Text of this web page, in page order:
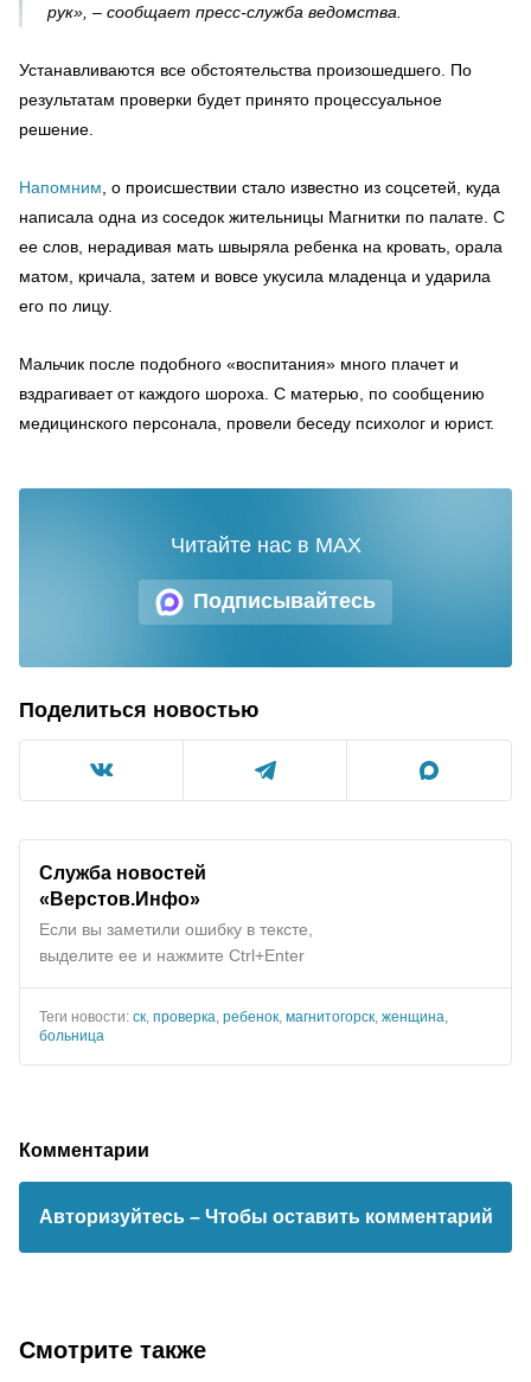
рук», – сообщает пресс-служба ведомства.
Устанавливаются все обстоятельства произошедшего. По
результатам проверки будет принято процессуальное
решение.
Напомним , о происшествии стало известно из соцсетей, куда
написала одна из соседок жительницы Магнитки по палате. С
ее слов, нерадивая мать швыряла ребенка на кровать, орала
матом, кричала, затем и вовсе укусила младенца и ударила
его по лицу.
Мальчик после подобного «воспитания» много плачет и
вздрагивает от каждого шороха. С матерью, по сообщению
медицинского персонала, провели беседу психолог и юрист.
Подписывайтесь
Читайте нас в MAX
Поделиться новостью
Служба новостей
«Верстов.Инфо»
Если вы заметили ошибку в тексте,
выделите ее и нажмите Ctrl+Enter
Теги новости: ск проверка ребенок магнитогорск женщина
больница
Комментарии
Авторизуйтесь – Чтобы оставить комментарий
Смотрите также